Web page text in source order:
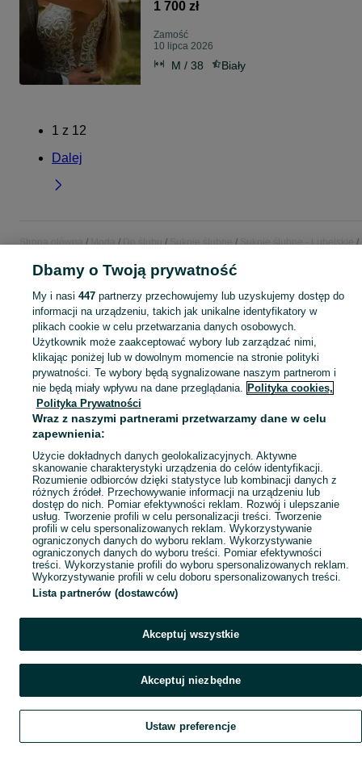
1 700 zł
Zamość
10 lipca 2026
M / 38 Biały
1 z 12
Dalej
Strona główna Moda Do ślubu Suknie ślubne
Suknie ślubne - Lubelskie
KATEGORIA
Szeroki wybór sukni ślubnych Zamość ▶️ księżniczkowe, syrenkowe, boho i klasyczne ✅ Nowe i używane w dobrych cenach ✌ Sprawdź oferty na OLX.pl! Zobacz
Mapa kategorii
Mapa miejscowości
Mapa ministron
Szukaj Obserwujesz Dodaj Czat Konto
Dbamy o Twoją prywatność
My i nasi 447partnerzy przechowujemy lub uzyskujemy dostęp do
informacji na urządzeniu, takich jak unikalne identyfikatory w
plikach cookie w celu przetwarzania danych osobowych.
Użytkownik może zaakceptować wybory lub zarządzać nimi,
klikając poniżej lub w dowolnym momencie na stronie polityki
prywatności. Te wybory będą sygnalizowane naszym partnerom i
nie będą miały wpływu na dane przeglądania. Polityka cookies,
Polityka Prywatności
Wraz z naszymi partnerami przetwarzamy dane w celu
zapewnienia:
Użycie dokładnych danych geolokalizacyjnych. Aktywne
skanowanie charakterystyki urządzenia do celów identyfikacji.
Rozumienie odbiorców dzięki statystyce lub kombinacji danych z
różnych źródeł. Przechowywanie informacji na urządzeniu lub
dostęp do nich. Pomiar efektywności reklam. Rozwój i ulepszanie
usług. Tworzenie profili w celu personalizacji treści. Tworzenie
profili w celu spersonalizowanych reklam. Wykorzystywanie
ograniczonych danych do wyboru reklam. Wykorzystywanie
ograniczonych danych do wyboru treści. Pomiar efektywności
treści. Wykorzystanie profili do wyboru spersonalizowanych reklam.
Wykorzystywanie profili w celu doboru spersonalizowanych treści.
Lista partnerów (dostawców)
Akceptuj wszystkie
Akceptuj niezbędne
Ustaw preferencje